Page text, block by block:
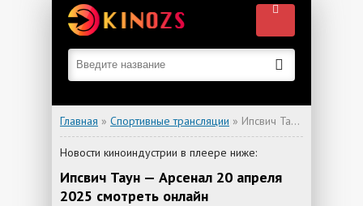
Главная » Спортивные трансляции » Ипсвич Таун — Арсенал
Новости киноиндустрии в плеере ниже:
Ипсвич Таун — Арсенал 20 апреля
2025 смотреть онлайн